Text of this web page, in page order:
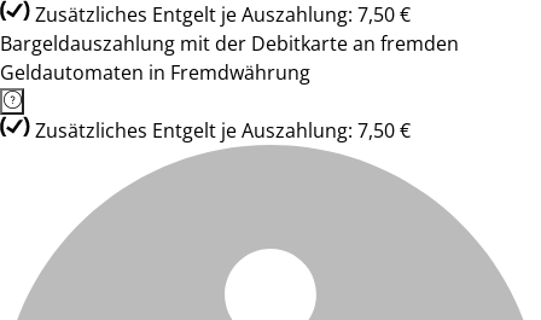
Zusätzliches Entgelt je Auszahlung: 7,50 €
Bargeldauszahlung mit der Debitkarte an fremden
Geldautomaten in Fremdwährung
Zusätzliches Entgelt je Auszahlung: 7,50 €